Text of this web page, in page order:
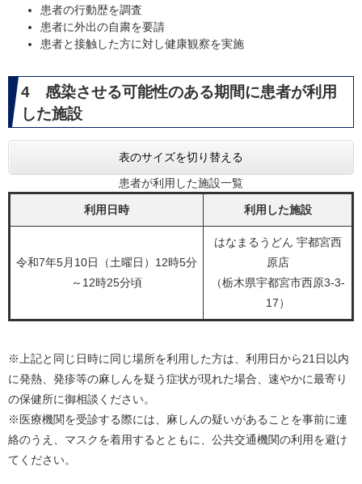
患者の行動歴を調査
患者に外出の自粛を要請
患者と接触した方に対し健康観察を実施
4 感染させる可能性のある期間に患者が利用
した施設
表のサイズを切り替える
患者が利用した施設一覧
利用日時 利用した施設
令和7年5月10日（土曜日）12時5分
～12時25分頃
はなまるうどん 宇都宮西
原店
（栃木県宇都宮市西原3-3-
17）
※上記と同じ日時に同じ場所を利用した方は、利用日から21日以内
に発熱、発疹等の麻しんを疑う症状が現れた場合、速やかに最寄り
の保健所に御相談ください。
※医療機関を受診する際には、麻しんの疑いがあることを事前に連
絡のうえ、マスクを着用するとともに、公共交通機関の利用を避け
てください。